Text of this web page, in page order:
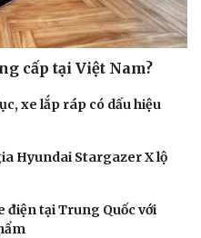
cấp tại Việt Nam?
xe lắp ráp có dấu hiệu
Hyundai Stargazer X lộ
điện tại Trung Quốc với